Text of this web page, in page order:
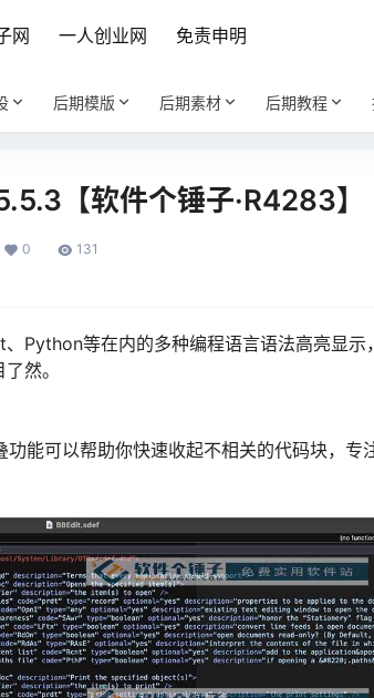
网 一人创业网 免责申明
后期模版 后期素材 后期教程
【软件个锤子·R4283】
0 131
Python等在内的多种编程语言语法高亮显示
然。
能可以帮助你快速收起不相关的代码块，专